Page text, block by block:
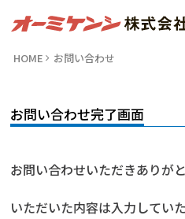
HOME お問い合わせ
お問い合わせ完了画面
お問い合わせいただきありが
いただいた内容は入力してい